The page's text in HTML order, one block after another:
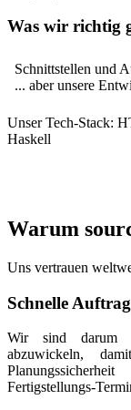
Was wir richtig
Schnittstellen und
... aber unsere
Unser Tech-Stack:
Haskell
Warum
Uns vertrauen
Schnelle
Wir sind darum
abzuwickeln,
Fertigstellungs-